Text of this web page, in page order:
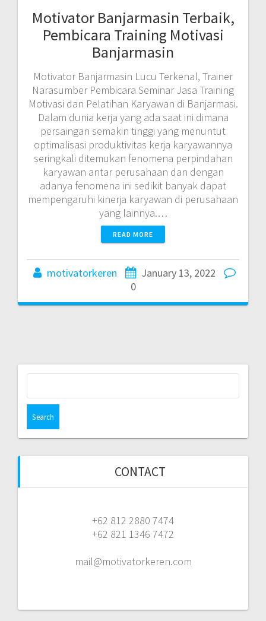
Motivator Banjarmasin Terbaik,
Pembicara Training Motivasi
Banjarmasin
Motivator Banjarmasin Lucu Terkenal, Trainer
Narasumber Pembicara Seminar Jasa Training
Motivasi dan Pelatihan Karyawan di Banjarmasi.
Dalam dunia kerja yang ada saat ini dimana
persaingan semakin tinggi yang menuntut
optimalisasi produktivitas kerja karyawannya
seringkali ditemukan fenomena perpindahan
karyawan antar perusahaan dan dengan
adanya fenomena ini sedikit banyak dapat
mempengaruhi kinerja karyawan di perusahaan
yang lainnya.…
READ MORE
motivatorkeren
January 13, 2022
0
CONTACT
+62 812 2880 7474
+62 821 1346 7472
mail@motivatorkeren.com